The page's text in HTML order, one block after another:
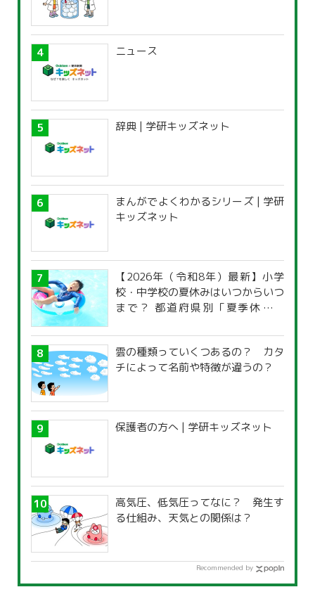
ニュース
辞典 | 学研キッズネット
まんがでよくわかるシリーズ | 学研
キッズネット
【2026年（令和8年）最新】小学
校・中学校の夏休みはいつからいつ
まで？ 都道府県別「夏季休暇一
雲の種類っていくつあるの？ カタ
チによって名前や特徴が違うの？
保護者の方へ | 学研キッズネット
高気圧、低気圧ってなに？ 発生す
る仕組み、天気との関係は？
Recommended by